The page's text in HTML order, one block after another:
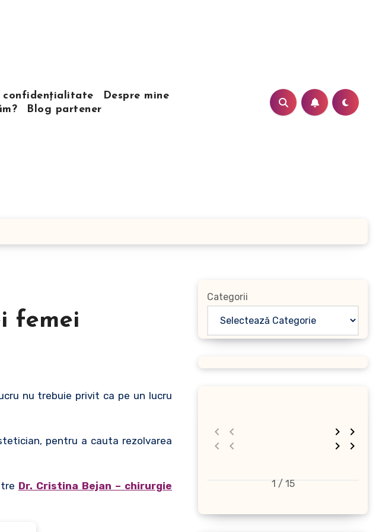
confidențialitate
Despre mine
Blog partener
femei
pentru a cauta rezolvarea
Dr. Cristina Bejan – chirurgie
Categorii
1 / 15